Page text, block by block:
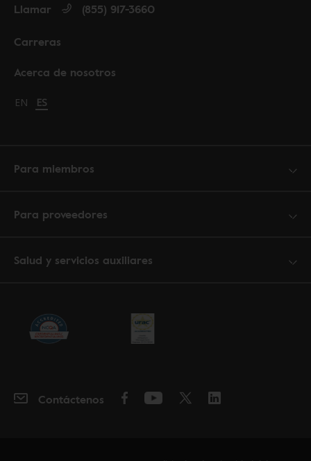
Acerca de nosotros
Carreras
Llamar (855) 917-3660
Change language to English
EN Cambiar idioma a español
ES
Para miembros
Para proveedores
Salud y servicios auxiliares
Contáctenos